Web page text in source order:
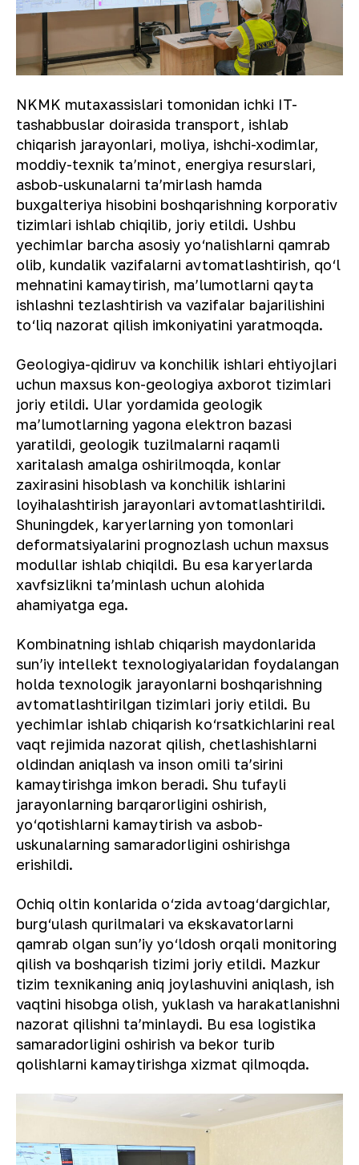
NKMK mutaxassislari tomonidan ichki IT-
tashabbuslar doirasida transport, ishlab
chiqarish jarayonlari, moliya, ishchi-xodimlar,
moddiy-texnik taʼminot, energiya resurslari,
asbob-uskunalarni taʼmirlash hamda
buxgalteriya hisobini boshqarishning korporativ
tizimlari ishlab chiqilib, joriy etildi. Ushbu
yechimlar barcha asosiy yo‘nalishlarni qamrab
olib, kundalik vazifalarni avtomatlashtirish, qo‘l
mehnatini kamaytirish, maʼlumotlarni qayta
ishlashni tezlashtirish va vazifalar bajarilishini
to‘liq nazorat qilish imkoniyatini yaratmoqda.
Geologiya-qidiruv va konchilik ishlari ehtiyojlari
uchun maxsus kon-geologiya axborot tizimlari
joriy etildi. Ular yordamida geologik
maʼlumotlarning yagona elektron bazasi
yaratildi, geologik tuzilmalarni raqamli
xaritalash amalga oshirilmoqda, konlar
zaxirasini hisoblash va konchilik ishlarini
loyihalashtirish jarayonlari avtomatlashtirildi.
Shuningdek, karyerlarning yon tomonlari
deformatsiyalarini prognozlash uchun maxsus
modullar ishlab chiqildi. Bu esa karyerlarda
xavfsizlikni taʼminlash uchun alohida
ahamiyatga ega.
Kombinatning ishlab chiqarish maydonlarida
sunʼiy intellekt texnologiyalaridan foydalangan
holda texnologik jarayonlarni boshqarishning
avtomatlashtirilgan tizimlari joriy etildi. Bu
yechimlar ishlab chiqarish ko‘rsatkichlarini real
vaqt rejimida nazorat qilish, chetlashishlarni
oldindan aniqlash va inson omili taʼsirini
kamaytirishga imkon beradi. Shu tufayli
jarayonlarning barqarorligini oshirish,
yo‘qotishlarni kamaytirish va asbob-
uskunalarning samaradorligini oshirishga
erishildi.
Ochiq oltin konlarida o‘zida avtoag‘dargichlar,
burg‘ulash qurilmalari va ekskavatorlarni
qamrab olgan sunʼiy yo‘ldosh orqali monitoring
qilish va boshqarish tizimi joriy etildi. Mazkur
tizim texnikaning aniq joylashuvini aniqlash, ish
vaqtini hisobga olish, yuklash va harakatlanishni
nazorat qilishni taʼminlaydi. Bu esa logistika
samaradorligini oshirish va bekor turib
qolishlarni kamaytirishga xizmat qilmoqda.